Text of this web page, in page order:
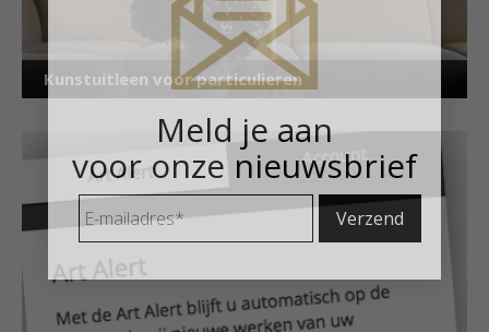
Kunstuitleen voor particulieren
Meld je aan
voor onze nieuwsbrief
E-
mailadres *